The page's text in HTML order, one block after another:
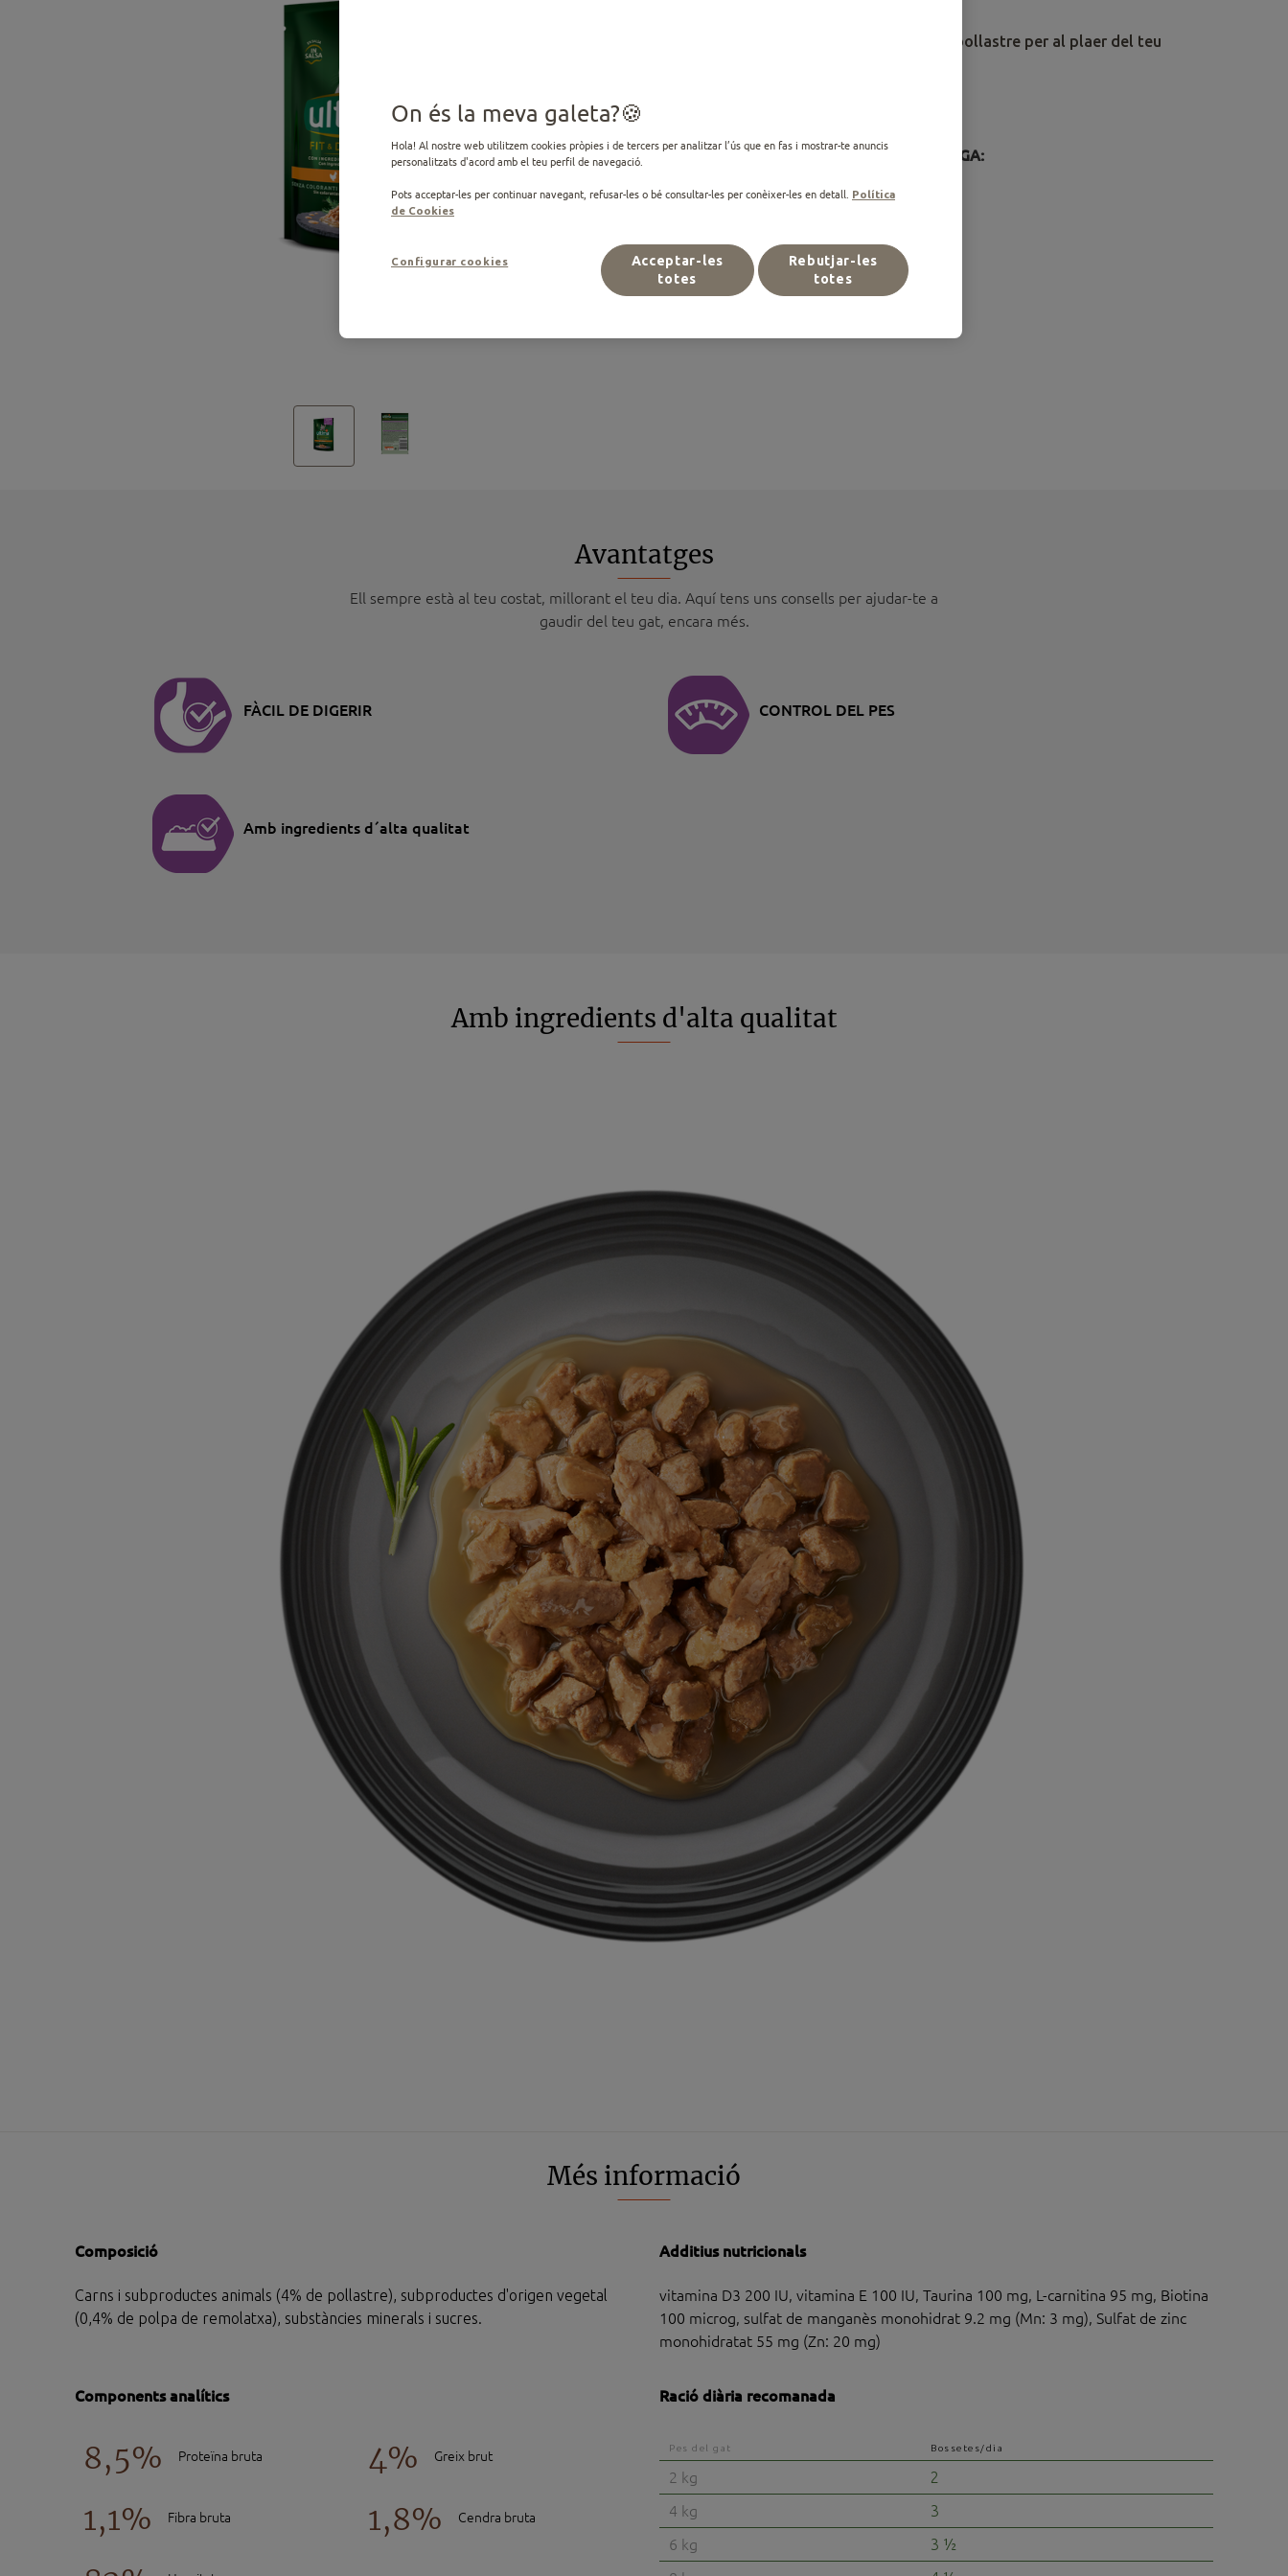
Una recepta deliciosa elaborada amb pollastre per al plaer del teu
CONSULTA DISPONIBILITAT A LA BOTIGA:
Avantatges
Ell sempre està al teu costat, millorant el teu dia. Aquí tens uns consells per ajudar-te a
gaudir del teu gat, encara més.
FÀCIL DE DIGERIR CONTROL DEL PES
Amb ingredients d´alta qualitat
Amb ingredients d'alta qualitat
Més informació
Composició
Carns i subproductes animals (4% de pollastre), subproductes d'origen vegetal
(0,4% de polpa de remolatxa), substàncies minerals i sucres.
Additius nutricionals
vitamina D3 200 IU, vitamina E 100 IU, Taurina 100 mg, L-carnitina 95 mg, Biotina
100 microg, sulfat de manganès monohidrat 9.2 mg (Mn: 3 mg), Sulfat de zinc
monohidratat 55 mg (Zn: 20 mg)
Components analítics
8,5% Proteïna bruta 4% Greix brut
1,1% Fibra bruta 1,8% Cendra bruta
Ració diària recomanada
Pes del gat Bossetes/dia
2 kg
2
4 kg
3
6 kg
3 ½
On és la meva galeta?
Hola! Al nostre web utilitzem cookies pròpies i de tercers per analitzar l’ús que en fas i mostrar-te anuncis
personalitzats d'acord amb el teu perfil de navegació.
Pots acceptar-les per continuar navegant, refusar-les o bé consultar-les per conèixer-les en detall. Política
de Cookies
Configurar cookies
Rebutjar-les
totes
Acceptar-les
totes